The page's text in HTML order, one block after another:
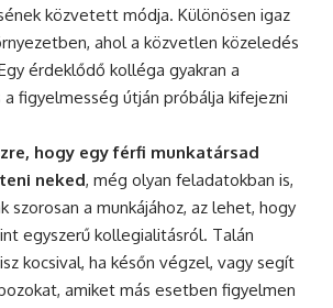
közvetett módja. Különösen igaz
ahol a közvetlen közeledés
érdeklődő kolléga gyakran a
figyelmesség útján próbálja kifejezni
hogy egy férfi munkatársad
neked, még olyan feladatokban is,
szorosan a munkájához, az lehet, hogy
egyszerű kollegialitásról. Talán
kocsival, ha későn végzel, vagy segít
amiket más esetben figyelmen